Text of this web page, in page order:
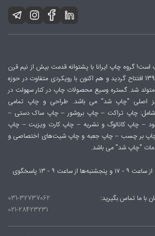
گروه چاپ ایرانا با پشتوانه قدمت بیش از نیم قرن
چاپخانه ایران، در سال 1392 افتتاح گردید و هم اکنون با رویکردی متفاوت در حوزه
شد. گستره وسیع محصولات چاپ در کنار سهولت در
اصلی "چاپ شد" می باشد. طراحی و چاپ تمامی
چاپ تراکت – چاپ بروشور – چاپ ساک دستی –
چاپ کاتالوگ و نشریه – چاپ کارت ویزیت – چاپ
بر چسب – چاپ جعبه و چاپ شیت‌های اختصاصی و
"چاپ شد" می باشد.
شنبه تا چهارشنبه از ساعت ۹ - ۱۷ و پنجشنبه‌ها از ساعت ۹ - ۱۳ پاسخگوی
با ما تماس بگیرید:
031-32737062
021-28423231